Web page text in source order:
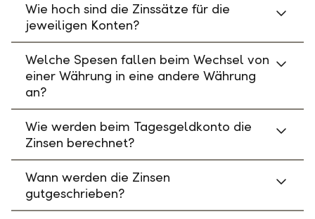
Wie hoch sind die Zinssätze für die
jeweiligen Konten?
Welche Spesen fallen beim Wechsel von
einer Währung in eine andere Währung
an?
Wie werden beim Tagesgeldkonto die
Zinsen berechnet?
Wann werden die Zinsen
gutgeschrieben?